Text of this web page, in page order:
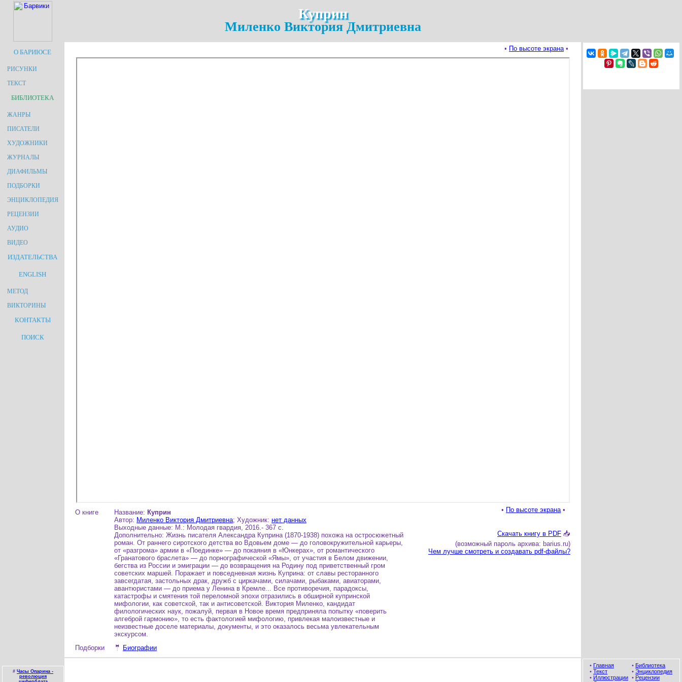
Куприн
Миленко Виктория Дмитриевна
О БАРИЮСЕ
РИСУНКИ
ТЕКСТ
БИБЛИОТЕКА
ЖАНРЫ
ПИСАТЕЛИ
ХУДОЖНИКИ
ЖУРНАЛЫ
ДИАФИЛЬМЫ
ПОДБОРКИ
ЭНЦИКЛОПЕДИЯ
РЕЦЕНЗИИ
АУДИО
ВИДЕО
ИЗДАТЕЛЬСТВА
ENGLISH
МЕТОД
ВИКТОРИНЫ
КОНТАКТЫ
ПОИСК
• По высоте экрана•
О книге Название: Куприн
Автор: Миленко Виктория Дмитриевна; Художник: нет данных
Выходные данные: М.: Молодая гвардия, 2016.- 367 с.
Дополнительно: Жизнь писателя Александра Куприна (1870-1938) похожа на остросюжетный
роман. От раннего сиротского детства во Вдовьем доме — до головокружительной карьеры,
от «разгрома» армии в «Поединке» — до покаяния в «Юнкерах», от романтического
«Гранатового браслета» — до порнографической «Ямы», от участия в Белом движении,
бегства из России и эмиграции — до возвращения на Родину под приветственный гром
советских маршей. Поражает и повседневная жизнь Куприна: от славы ресторанного
завсегдатая, застольных драк, дружб с циркачами, силачами, рыбаками, авиаторами,
авантюристами — до приема у Ленина в Кремле... Все противоречия, парадоксы,
катастрофы и смятения той переломной эпохи отразились в обширной купринской
мифологии, как советской, так и антисоветской. Виктория Миленко, кандидат
филологических наук, пожалуй, первая в Новое время предприняла попытку «поверить
алгеброй гармонию», то есть фактологией мифологию, привлекая малоизвестные и
неизвестные доселе материалы, документы, и это оказалось весьма увлекательным
экскурсом.
• По высоте экрана•
Скачать книгу в PDF 📥
(возможный пароль архива: barius.ru)
Чем лучше смотреть и создавать pdf-файлы?
Подборки 🤵 Биографии
# Часы Опарина -
революция
• Главная
• Текст
• Иллюстрации
• Библиотека
• Энциклопедия
• Рецензии